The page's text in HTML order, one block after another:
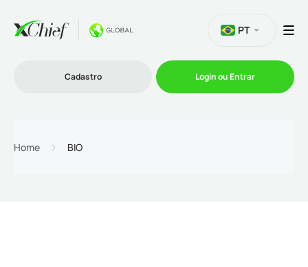
PT
Cadastro Login ou Entrar
Home BIO